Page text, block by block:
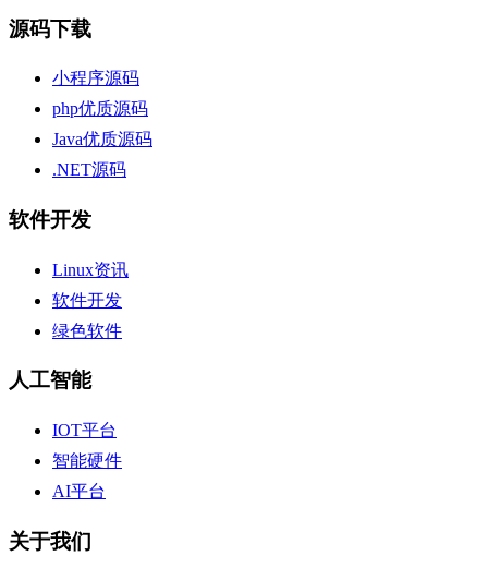
源码下载
小程序源码
php优质源码
Java优质源码
.NET源码
软件开发
Linux资讯
软件开发
绿色软件
人工智能
IOT平台
智能硬件
AI平台
关于我们